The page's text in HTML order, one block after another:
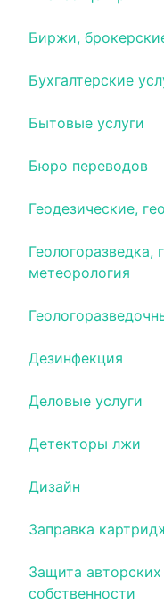
Биржи,
Бухгалтерские
Бытовые услуги
Бюро переводов
Геодезические,
Геологоразведка,
метеорология
Дезинфекция
Деловые услуги
Детекторы лжи
Дизайн
Заправка
Защита
собственности